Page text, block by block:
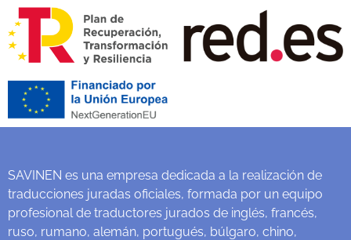
SAVINEN es una empresa dedicada a la realización de
traducciones juradas oficiales, formada por un equipo
profesional de traductores jurados de inglés, francés,
ruso, rumano, alemán, portugués, búlgaro, chino,